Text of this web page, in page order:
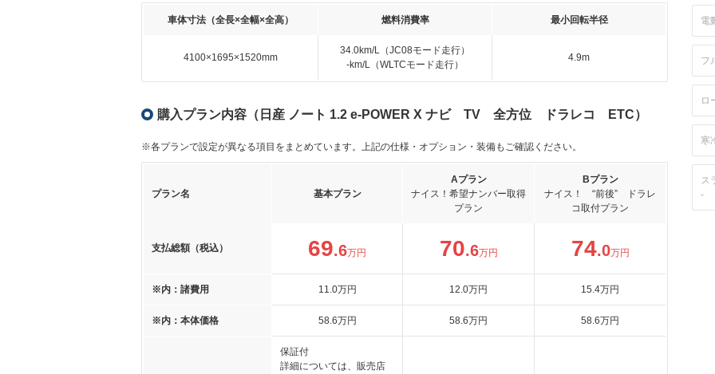
車体寸法（全長×全幅×全高） 燃料消費率 最小回転半径
4100×1695×1520mm
34.0km/L（JC08モード走行）
-km/L（WLTCモード走行）
4.9m
購入プラン内容（日産 ノート 1.2 e-POWER X ナビ TV 全方位 ドラレコ ETC）
※各プランで設定が異なる項目をまとめています。上記の仕様・オプション・装備もご確認ください。
プラン名 基本プラン
Aプラン
ナイス！希望ナンバー取得
プラン
Bプラン
ナイス！ “前後” ドラレ
コ取付プラン
支払総額（税込） 69.6万円 70.6万円 74.0万円
※内：諸費用 11.0万円 12.0万円 15.4万円
※内：本体価格 58.6万円 58.6万円 58.6万円
保証付
詳細については、販売店
電
フ
ロ
寒
ス
-